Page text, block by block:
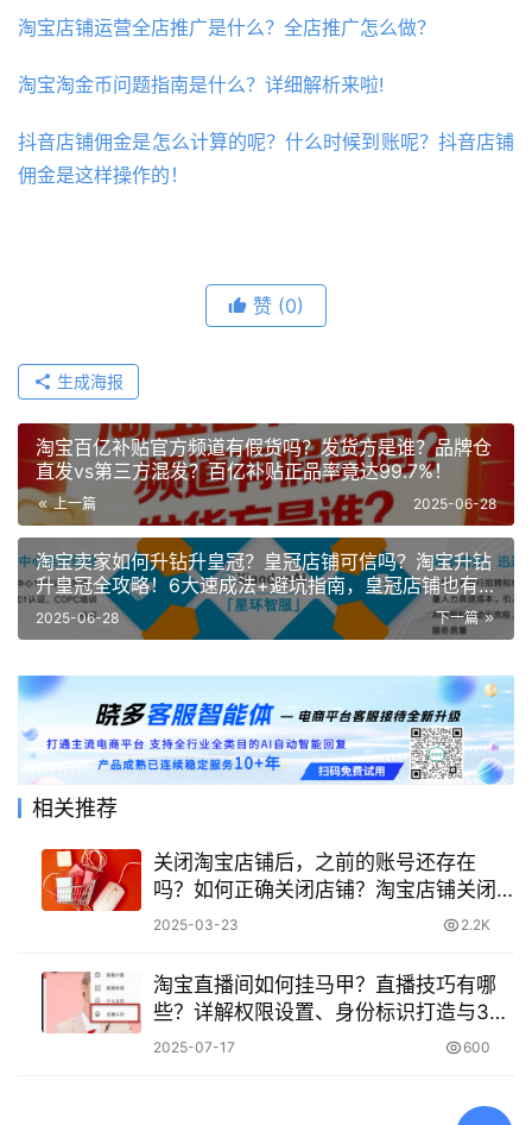
淘宝店铺运营全店推广是什么？全店推广怎么做？
淘宝淘金币问题指南是什么？详细解析来啦!
抖音店铺佣金是怎么计算的呢？什么时候到账呢？抖音店铺
佣金是这样操作的！
赞 (0)
生成海报
淘宝百亿补贴官方频道有假货吗？发货方是谁？品牌仓
直发vs第三方混发？百亿补贴正品率竟达99.7%！
上一篇 2025-06-28
淘宝卖家如何升钻升皇冠？皇冠店铺可信吗？淘宝升钻
升皇冠全攻略！6大速成法+避坑指南，皇冠店铺也有
陷阱！
下一篇
2025-06-28
相关推荐
关闭淘宝店铺后，之前的账号还存在
吗？如何正确关闭店铺？淘宝店铺关闭
全流程指南
2025-03-23 2.2K
淘宝直播间如何挂马甲？直播技巧有哪
些？详解权限设置、身份标识打造与3大
提升观播时长核心方法！
2025-07-17 600